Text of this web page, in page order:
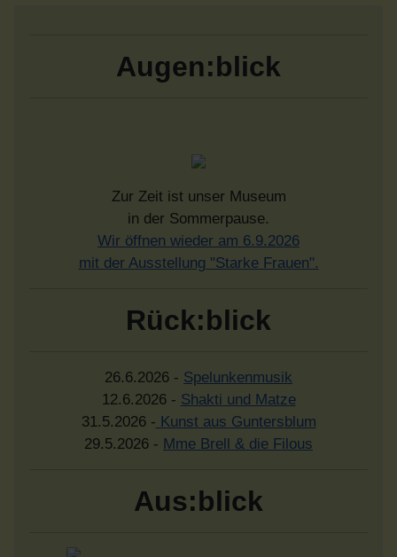
Augen:blick
Zur Zeit ist unser Museum
in der Sommerpause.
Wir öffnen wieder am 6.9.2026
mit der Ausstellung "Starke Frauen".
Rück:blick
26.6.2026 - Spelunkenmusik
12.6.2026 - Shakti und Matze
31.5.2026 - Kunst aus Guntersblum
29.5.2026 - Mme Brell & die Filous
Aus:blick